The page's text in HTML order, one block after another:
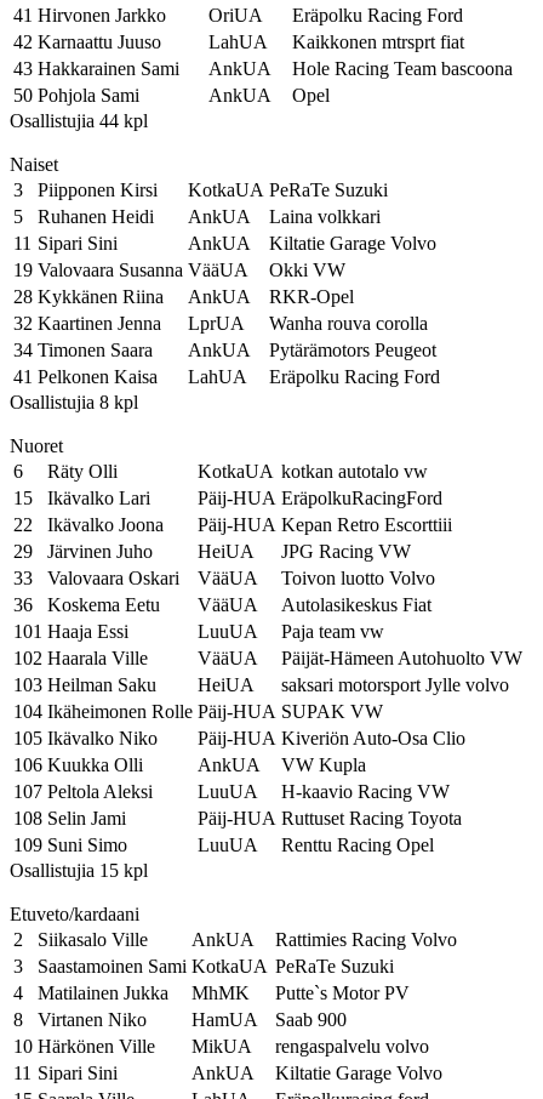
41 Hirvonen Jarkko OriUA
Eräpolku Racing Ford
42 Karnaattu Juuso LahUA
Kaikkonen mtrsprt fiat
43 Hakkarainen Sami AnkUA
Hole Racing Team bascoona
50 Pohjola Sami AnkUA
Opel
Osallistujia 44 kpl
Naiset
3
Piipponen Kirsi KotkaUA PeRaTe Suzuki
5
Ruhanen Heidi AnkUA
Laina volkkari
11 Sipari Sini AnkUA
Kiltatie Garage Volvo
19 Valovaara Susanna VääUA
Okki VW
28 Kykkänen Riina AnkUA
RKR-Opel
32 Kaartinen Jenna LprUA
Wanha rouva corolla
34 Timonen Saara AnkUA
Pytärämotors Peugeot
41 Pelkonen Kaisa LahUA
Eräpolku Racing Ford
Osallistujia 8 kpl
Nuoret
6
Räty Olli KotkaUA kotkan autotalo vw
15
Ikävalko Lari Päij-HUA EräpolkuRacingFord
22
Ikävalko Joona Päij-HUA Kepan Retro Escorttiii
29
Järvinen Juho HeiUA
JPG Racing VW
33
Valovaara Oskari VääUA
Toivon luotto Volvo
36
Koskema Eetu VääUA
Autolasikeskus Fiat
101 Haaja Essi LuuUA
Paja team vw
102 Haarala Ville VääUA
Päijät-Hämeen Autohuolto VW
103 Heilman Saku HeiUA
saksari motorsport Jylle volvo
104 Ikäheimonen Rolle Päij-HUA SUPAK VW
105 Ikävalko Niko Päij-HUA Kiveriön Auto-Osa Clio
106 Kuukka Olli AnkUA
VW Kupla
107 Peltola Aleksi LuuUA
H-kaavio Racing VW
108 Selin Jami Päij-HUA Ruttuset Racing Toyota
109 Suni Simo LuuUA
Renttu Racing Opel
Osallistujia 15 kpl
Etuveto/kardaani
2
Siikasalo Ville AnkUA
Rattimies Racing Volvo
3
Saastamoinen Sami KotkaUA PeRaTe Suzuki
4
Matilainen Jukka MhMK
Putte`s Motor PV
8
Virtanen Niko HamUA
Saab 900
10 Härkönen Ville MikUA
rengaspalvelu volvo
11 Sipari Sini AnkUA
Kiltatie Garage Volvo